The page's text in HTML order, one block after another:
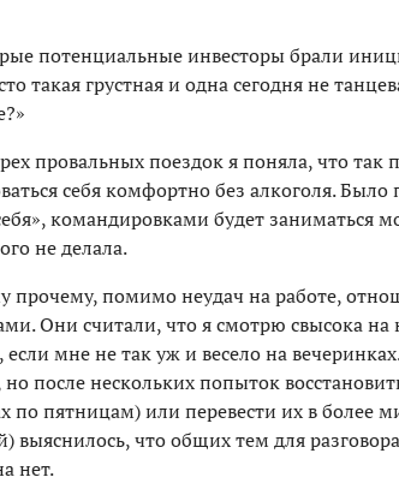
потенциальные инвесторы брали
такая грустная и одна сегодня не
провальных поездок я поняла, что
себя комфортно без алкоголя.
командировками будет заниматься
не делала.
прочему, помимо неудач на работе,
Они считали, что я смотрю свысока
мне не так уж и весело на
но после нескольких попыток
по пятницам) или перевести их в более
выяснилось, что общих тем для
нет.